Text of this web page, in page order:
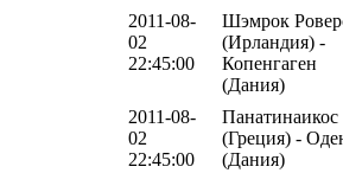
2011-08-
02
22:45:00
Шэмрок
(Ирландия) -
Копенгаген
(Дания)
2011-08-
02
22:45:00
Панатинаикос
(Греция) -
(Дания)